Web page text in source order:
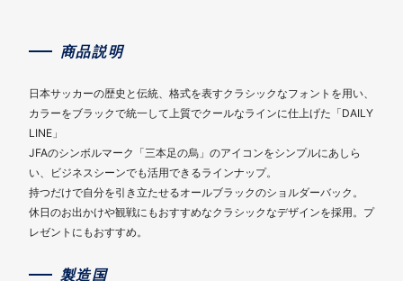
商品説明
日本サッカーの歴史と伝統、格式を表すクラシックなフォントを用い、
カラーをブラックで統一して上質でクールなラインに仕上げた「DAILY
LINE」
JFAのシンボルマーク「三本足の烏」のアイコンをシンプルにあしら
い、ビジネスシーンでも活用できるラインナップ。
持つだけで自分を引き立たせるオールブラックのショルダーバック。
休日のお出かけや観戦にもおすすめなクラシックなデザインを採用。プ
レゼントにもおすすめ。
製造国